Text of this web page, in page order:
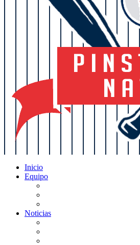
Inicio
Equipo
Noticias